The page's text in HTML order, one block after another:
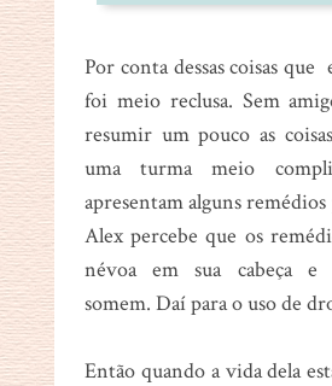
Por conta dessas coisas que
foi meio reclusa. Sem
resumir um pouco as
uma turma meio
apresentam alguns
Alex percebe que os
névoa em sua cabeça e
somem. Daí para o uso de
Então quando a vida dela